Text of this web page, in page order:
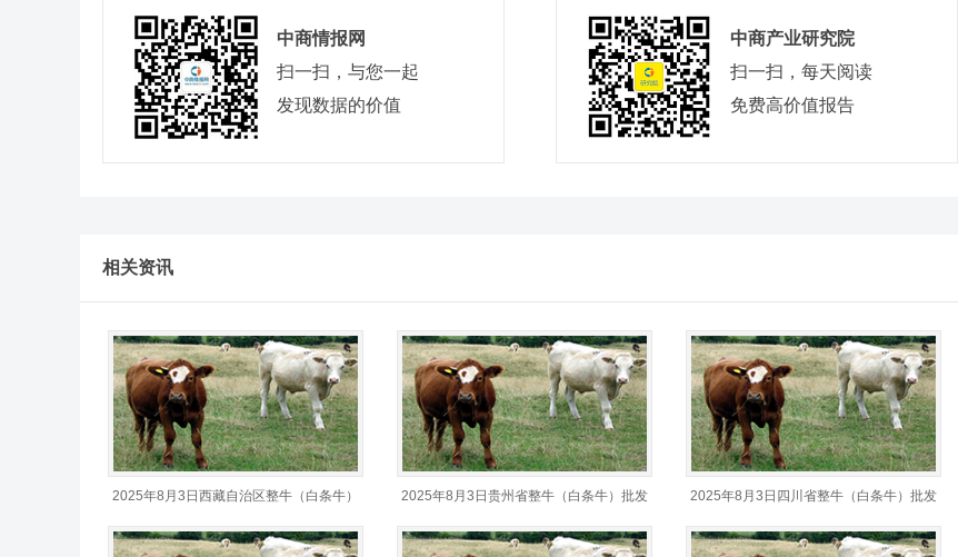
中商情报网
扫一扫，与您一起
发现数据的价值
中商产业研究院
扫一扫，每天阅读
免费高价值报告
相关资讯
2025年8月3日西藏自治区整牛（白条牛）
批发价格行情
2025年8月3日贵州省整牛（白条牛）批发
价格行情
2025年8月3日四川省整牛（白条牛）批发
价格行情